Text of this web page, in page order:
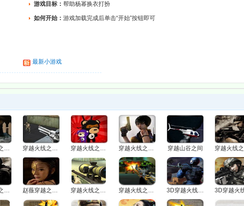
游戏目标： 帮助杨幂换衣打扮
如何开始： 游戏加载完成后单击“开始”按钮即可
最新小游戏
穿越火线之收复钓鱼岛 穿越火线之猎狐者 穿越火线之灵狐者 穿越火线之猎狐者升级版 穿越山谷之间
穿越火线之虎纹名枪无敌版 赵薇穿越之画皮2 穿越火线之大战僵尸 穿越火线之绿巨人大逆袭 3D穿越火线1.0之要塞无敌版